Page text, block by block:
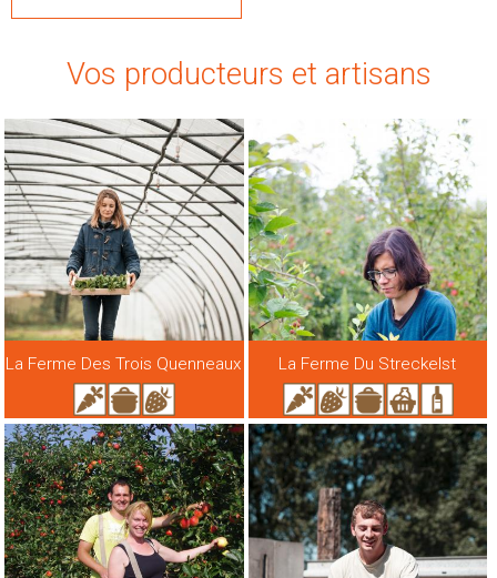
Vos producteurs et artisans
La Ferme Des Trois Quenneaux La Ferme Du Streckelst